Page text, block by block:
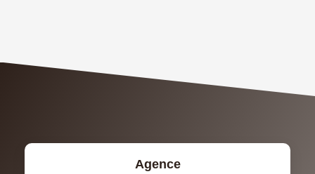
TAUX DE PROPRIÉTAIRES
DISTANCE DE L'AÉROPORT :
Agence